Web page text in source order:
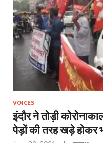
VOICES
इंदौर ने तोड़ी
पेड़ों की तरह खड़े होकर